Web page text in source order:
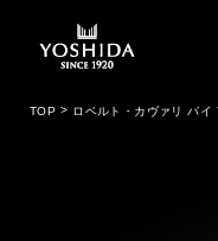
TOP ロベルト・カヴァリ バイ